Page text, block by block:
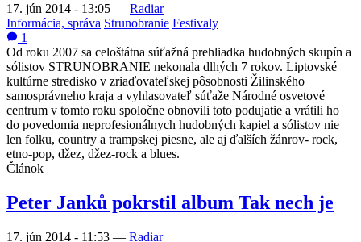
17. jún 2014 - 13:05 — Radiar
Informácia, správa Strunobranie Festivaly
1
Od roku 2007 sa celoštátna súťažná prehliadka hudobných skupín a
sólistov STRUNOBRANIE nekonala dlhých 7 rokov. Liptovské
kultúrne stredisko v zriaďovateľskej pôsobnosti Žilinského
samosprávneho kraja a vyhlasovateľ súťaže Národné osvetové
centrum v tomto roku spoločne obnovili toto podujatie a vrátili ho
do povedomia neprofesionálnych hudobných kapiel a sólistov nie
len folku, country a trampskej piesne, ale aj ďalších žánrov- rock,
etno-pop, džez, džez-rock a blues.
Článok
Peter Janků pokrstil album Tak nech je
17. jún 2014 - 11:53 — Radiar